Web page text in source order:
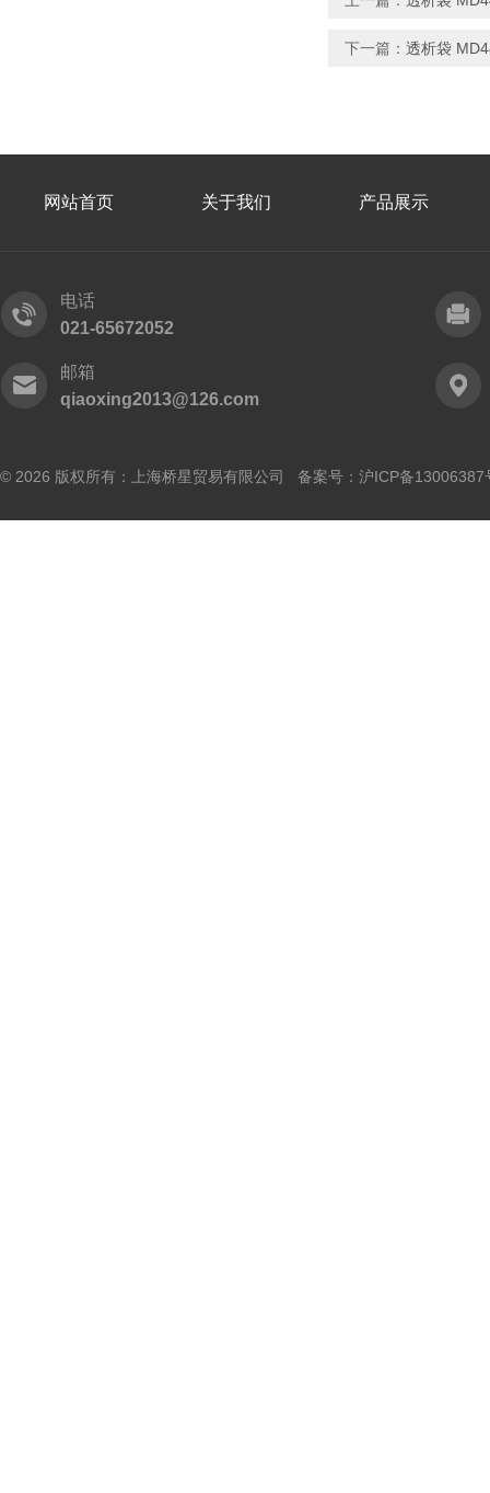
下一篇： 透析袋
网站首页 关于我们 产品展示
电话
021-65672052
邮箱
qiaoxing2013@126.com
© 2026 版权所有：上海桥星贸易有限公司 备案号： 沪ICP备13006387